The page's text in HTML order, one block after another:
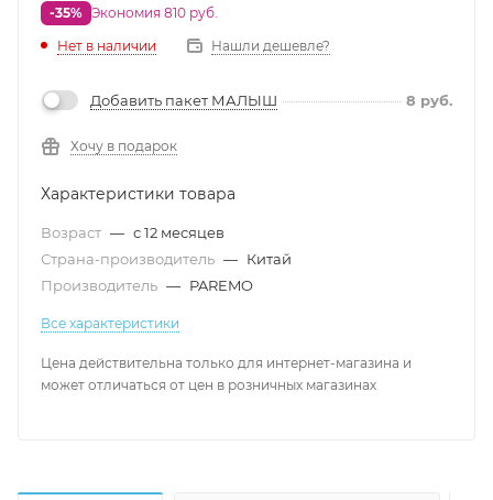
-35% Экономия 810 руб.
Нет в наличии
Нашли дешевле?
Добавить пакет МАЛЫШ 8 руб.
Хочу в подарок
Характеристики товара
Возраст — с 12 месяцев
Страна-производитель — Китай
Производитель — PAREMO
Все характеристики
Цена действительна только для интернет-магазина и
может отличаться от цен в розничных магазинах